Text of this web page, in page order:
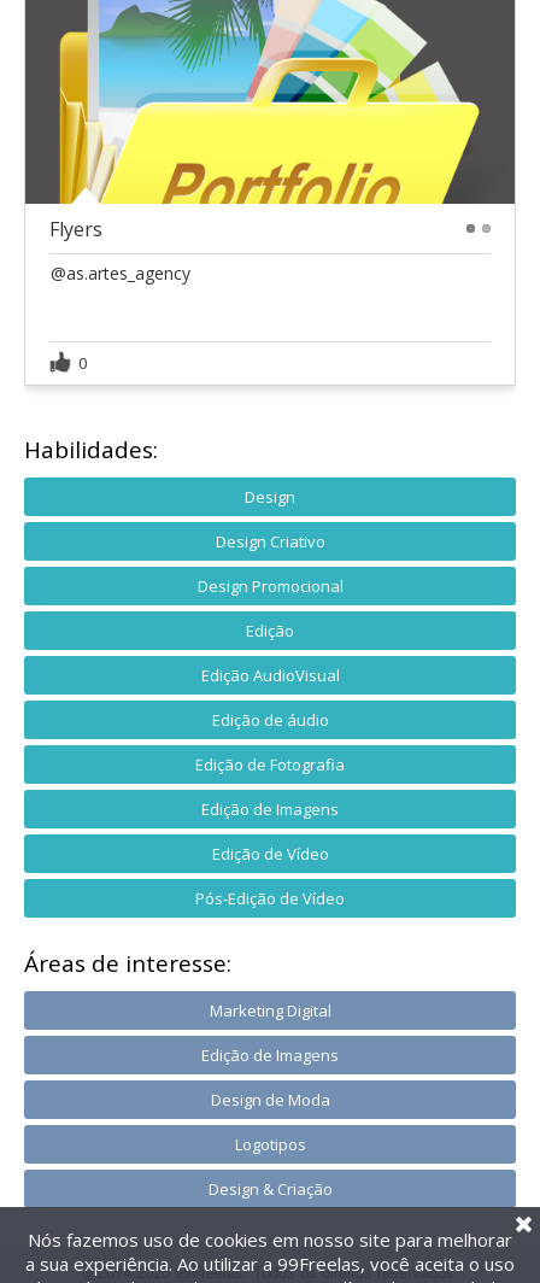
Flyers
@as.artes_agency
0
Habilidades:
Design
Design Criativo
Design Promocional
Edição
Edição AudioVisual
Edição de áudio
Edição de Fotografia
Edição de Imagens
Edição de Vídeo
Pós-Edição de Vídeo
Áreas de interesse:
Marketing Digital
Edição de Imagens
Design de Moda
Logotipos
Design & Criação
@2014-2026 99Freelas. Todos os direitos reservados.
Nós fazemos uso de cookies em nosso site para melhorar
a sua experiência. Ao utilizar a 99Freelas, você aceita o uso